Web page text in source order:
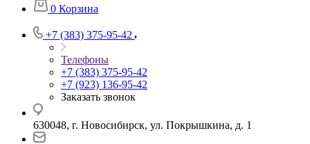
0 Корзина
+7 (383) 375-95-42
Телефоны
+7 (383) 375-95-42
+7 (923) 136-95-42
Заказать звонок
630048, г. Новосибирск, ул. Покрышкина, д. 1